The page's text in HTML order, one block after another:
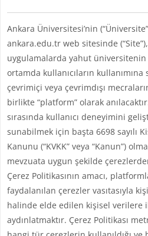
Ankara Üniversitesi’nin
ankara.edu.tr web sitesinde
uygulamalarda yahut
ortamda kullanıcıların
çevrimiçi veya çevrimdışı
birlikte “platform” olarak
sırasında kullanıcı deneyimini
sunabilmek için başta 6698 sayılı
Kanunu (“KVKK” veya “Kanun”)
mevzuata uygun şekilde
Çerez Politikasının amacı,
faydalanılan çerezler vasıtasıyla
halinde elde edilen kişisel verilere
aydınlatmaktır. Çerez Politikası